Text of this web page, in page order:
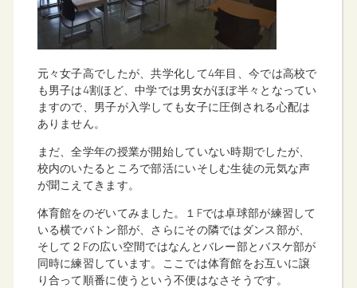
元々女子高でしたが、共学化して4年目、今では高校で
も男子は4割ほど、中学では男女がほぼ半々となってい
ますので、男子が入学しても女子に圧倒される心配は
ありません。
まだ、全学年の授業が開始していない時期でしたが、
校内のいたるところで部活にいそしむ生徒の元気な声
が聞こえてきます。
体育館をのぞいてみました。１Fでは卓球部が練習して
いる横でバトン部が、さらにその隣ではダンス部が、
そして２Fの広い空間ではなんとバレー部とバスケ部が
同時に練習しています。ここでは体育館をお互いに譲
り合って順番に使うという不便はなさそうです。